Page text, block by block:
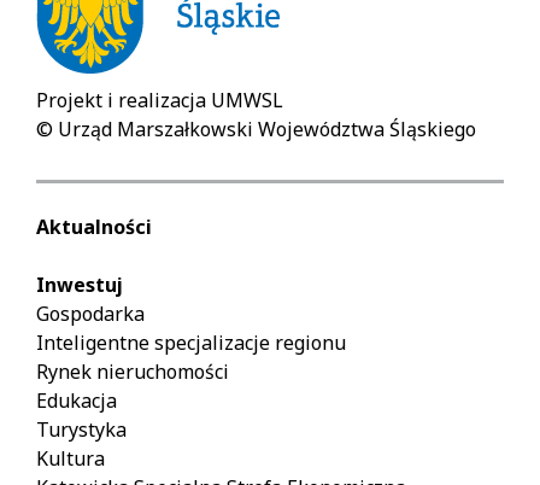
Projekt i realizacja UMWSL
© Urząd Marszałkowski Województwa Śląskiego
Aktualności
Inwestuj
Gospodarka
Inteligentne specjalizacje regionu
Rynek nieruchomości
Edukacja
Turystyka
Kultura